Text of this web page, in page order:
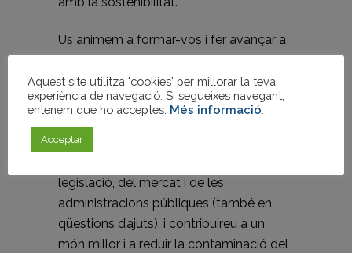
Us animem a formar-vos i fer avançar a
sostenibilitat del residus de les vostres
obres. Guanyareu posicionament al
de responsabilitat mediambiental cada
legislació, del mercat i de les
administracions públiques (també en
qüestions d’ajuts), i contribuireu a un
món millor i a reduir la contaminació del
Aquest site utilitza 'cookies' per millorar la teva
experiència de navegació. Si segueixes navegant,
entenem que ho acceptes. Més informació
Acceptar